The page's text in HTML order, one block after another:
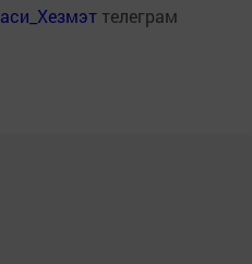
телеграм